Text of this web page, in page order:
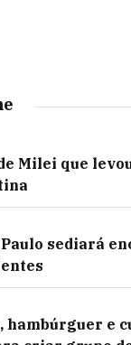
Milei que
sediará
hambúrguer e